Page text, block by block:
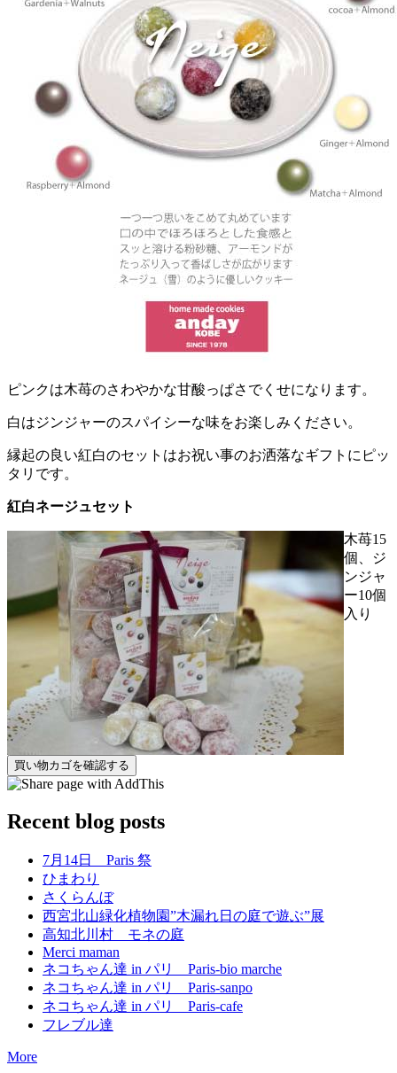
ピンクは木苺のさわやかな甘酸っぱさでくせになります。
白はジンジャーのスパイシーな味をお楽しみください。
縁起の良い紅白のセットはお祝い事のお洒落なギフトにピッ
タリです。
紅白ネージュセット
木苺15
個、ジ
ンジャ
ー10個
入り
Recent blog posts
7月14日 Paris 祭
ひまわり
さくらんぼ
西宮北山緑化植物園”木漏れ日の庭で遊ぶ”展
高知北川村 モネの庭
Merci maman
ネコちゃん達 in パリ Paris-bio marche
ネコちゃん達 in パリ Paris-sanpo
ネコちゃん達 in パリ Paris-cafe
フレブル達
More